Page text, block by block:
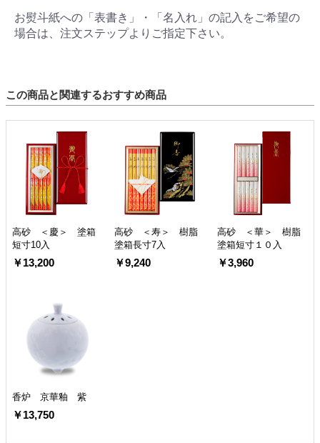
お熨斗紙への「表書き」・「名入れ」の記入をご希望の
場合は、注文ステップよりご指定下さい。
この商品と関連するおすすめ商品
高砂 ＜慶＞ 塗箱
短寸10入
￥13,200
高砂 ＜寿＞ 樹脂
塗箱長寸7入
￥9,240
高砂 ＜華＞ 樹脂
塗箱短寸１０入
￥3,960
香炉 京華釉 紫
￥13,750